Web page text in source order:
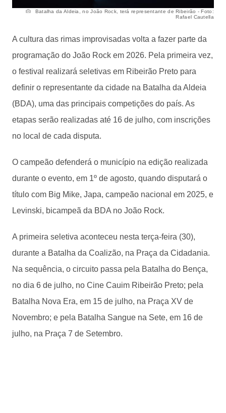
Batalha da Aldeia, no João Rock, terá representante de Ribeirão - Foto:
Rafael Cautella
A cultura das rimas improvisadas volta a fazer parte da
programação do João Rock em 2026. Pela primeira vez,
o festival realizará seletivas em Ribeirão Preto para
definir o representante da cidade na Batalha da Aldeia
(BDA), uma das principais competições do país. As
etapas serão realizadas até 16 de julho, com inscrições
no local de cada disputa.
O campeão defenderá o município na edição realizada
durante o evento, em 1º de agosto, quando disputará o
título com Big Mike, Japa, campeão nacional em 2025, e
Levinski, bicampeã da BDA no João Rock.
A primeira seletiva aconteceu nesta terça-feira (30),
durante a Batalha da Coalizão, na Praça da Cidadania.
Na sequência, o circuito passa pela Batalha do Bença,
no dia 6 de julho, no Cine Cauim Ribeirão Preto; pela
Batalha Nova Era, em 15 de julho, na Praça XV de
Novembro; e pela Batalha Sangue na Sete, em 16 de
julho, na Praça 7 de Setembro.